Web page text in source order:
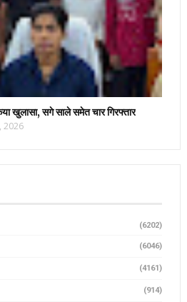
खुलासा, सगे साले समेत चार गिरफ्तार
2026
(6202)
(6046)
(4161)
(914)